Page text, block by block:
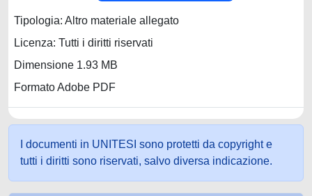
Tipologia: Altro materiale allegato
Licenza: Tutti i diritti riservati
Dimensione 1.93 MB
Formato Adobe PDF
I documenti in UNITESI sono protetti da copyright e
tutti i diritti sono riservati, salvo diversa indicazione.